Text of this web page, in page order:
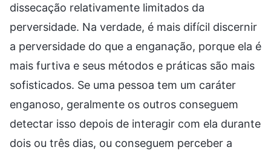
dissecação relativamente limitados da
perversidade. Na verdade, é mais difícil discernir
a perversidade do que a enganação, porque ela é
mais furtiva e seus métodos e práticas são mais
sofisticados. Se uma pessoa tem um caráter
enganoso, geralmente os outros conseguem
detectar isso depois de interagir com ela durante
dois ou três dias, ou conseguem perceber a